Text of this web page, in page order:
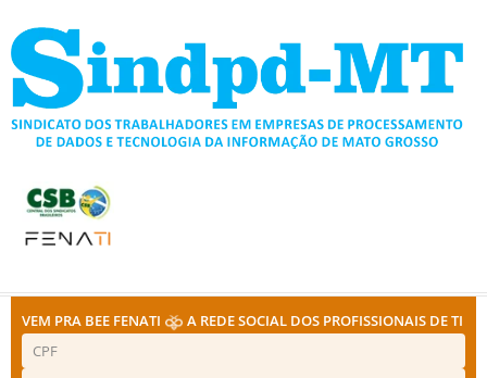
para
conteúdo
VEM PRA BEE FENATI A REDE SOCIAL DOS PROFISSIONAIS DE TI